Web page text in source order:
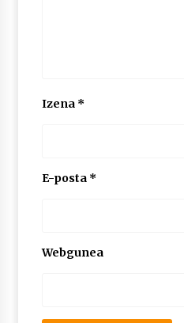
Izena *
E-posta *
Webgunea